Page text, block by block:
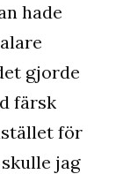
hade
gjorde
färsk
för
jag